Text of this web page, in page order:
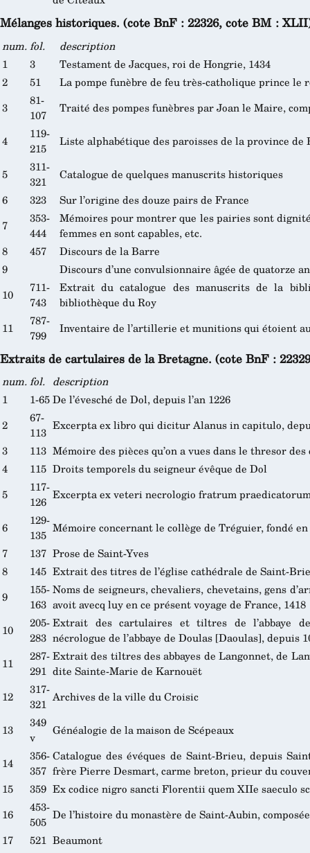
Mélanges historiques. (cote BnF : 22326, cote BM :
num.fol.
description
1
3
Testament de Jacques, roi de Hongrie, 1434
2
51
La pompe funèbre de feu très-catholique prince le
3
81-
107
Traité des pompes funèbres par Joan le Maire,
4
119-
215
Liste alphabétique des paroisses de la province de
5
311-
321
Catalogue de quelques manuscrits historiques
6
323
Sur l’origine des douze pairs de France
7
353-
444
Mémoires pour montrer que les pairies sont
femmes en sont capables, etc.
8
457
Discours de la Barre
9
Discours d’une convulsionnaire âgée de quatorze
10
711-
743
Extrait du catalogue des manuscrits de la
bibliothèque du Roy
11
787-
799
Inventaire de l’artillerie et munitions qui étoient
Extraits de cartulaires de la Bretagne. (cote BnF :
num.fol. description
1
1-65De l’évesché de Dol, depuis l’an 1226
2
67-
113 Excerpta ex libro qui dicitur Alanus in capitulo,
3
113 Mémoire des pièces qu’on a vues dans le thresor
4
115 Droits temporels du seigneur évêque de Dol
5
117-
126 Excerpta ex veteri necrologio fratrum
6
129-
135 Mémoire concernant le collège de Tréguier, fondé
7
137 Prose de Saint-Yves
8
145 Extrait des titres de l’église cathédrale de Saint-
9
155-
163
Noms de seigneurs, chevaliers, chevetains, gens
avoit avecq luy en ce présent voyage de France, 1418
10
205-
283
Extrait des cartulaires et tiltres de l’abbaye
nécrologue de l’abbaye de Doulas [Daoulas], depuis
11
287-
291
Extrait des tiltres des abbayes de Langonnet, de
dite Sainte-Marie de Karnouët
12
317-
321 Archives de la ville du Croisic
13
349
v
Généalogie de la maison de Scépeaux
14
356-
357
Catalogue des évéques de Saint-Brieu, depuis
frère Pierre Desmart, carme breton, prieur du
15
359 Ex codice nigro sancti Florentii quem XIIe saeculo
16
453-
505 De l’histoire du monastère de Saint-Aubin,
17
521 Beaumont